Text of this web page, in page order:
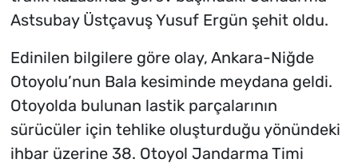
Astsubay Üstçavuş Yusuf Ergün şehit oldu.
Edinilen bilgilere göre olay, Ankara-Niğde
Otoyolu’nun Bala kesiminde meydana geldi.
Otoyolda bulunan lastik parçalarının
sürücüler için tehlike oluşturduğu yönündeki
ihbar üzerine 38. Otoyol Jandarma Timi